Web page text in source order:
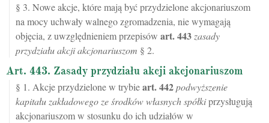
§ 3. Nowe akcje, które mają być przydzielone akcjonariuszom
na mocy uchwały walnego zgromadzenia, nie wymagają
objęcia, z uwzględnieniem przepisów art.443 zasady
przydziału akcji akcjonariuszom § 2.
Art. 443. Zasady przydziału akcji akcjonariuszom
§ 1. Akcje przydzielone w trybieart.442podwyższenie
kapitału zakładowego ze środków własnych spółkiprzysługują
akcjonariuszom w stosunku do ich udziałów w